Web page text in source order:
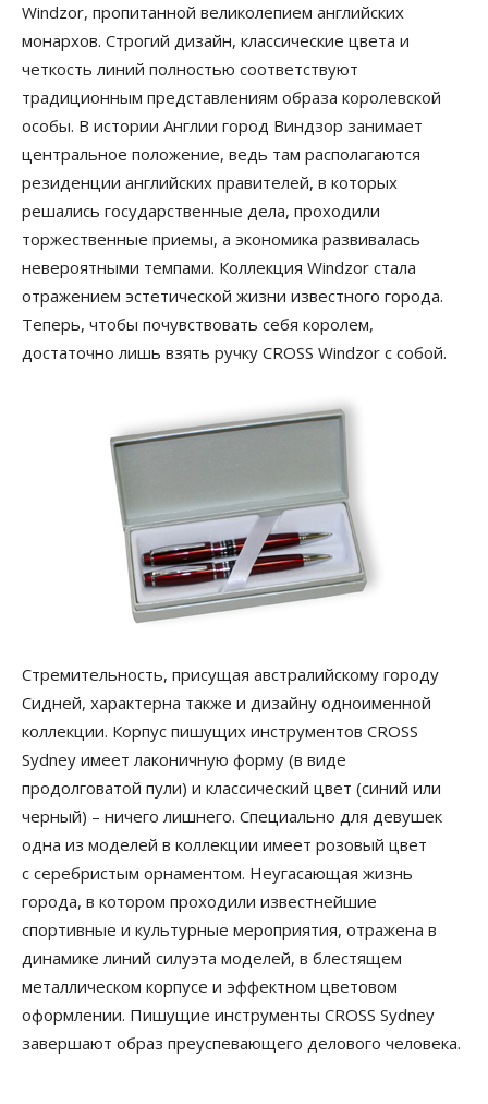
Windzor, пропитанной великолепием английских
монархов. Строгий дизайн, классические цвета и
четкость линий полностью соответствуют
традиционным представлениям образа королевской
особы. В истории Англии город Виндзор занимает
центральное положение, ведь там располагаются
резиденции английских правителей, в которых
решались государственные дела, проходили
торжественные приемы, а экономика развивалась
невероятными темпами. Коллекция Windzor стала
отражением эстетической жизни известного города.
Теперь, чтобы почувствовать себя королем,
достаточно лишь взять ручку CROSS Windzor с собой.
Стремительность, присущая австралийскому городу
Сидней, характерна также и дизайну одноименной
коллекции. Корпус пишущих инструментов CROSS
Sydney имеет лаконичную форму (в виде
продолговатой пули) и классический цвет (синий или
черный) – ничего лишнего. Специально для девушек
одна из моделей в коллекции имеет розовый цвет
с серебристым орнаментом. Неугасающая жизнь
города, в котором проходили известнейшие
спортивные и культурные мероприятия, отражена в
динамике линий силуэта моделей, в блестящем
металлическом корпусе и эффектном цветовом
оформлении. Пишущие инструменты CROSS Sydney
завершают образ преуспевающего делового человека.